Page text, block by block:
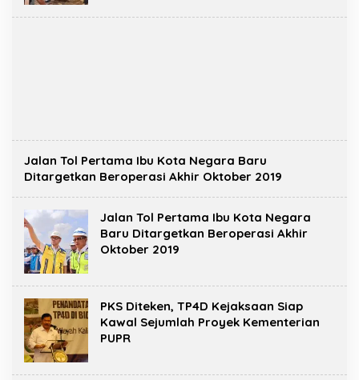
Jalan Tol Pertama Ibu Kota Negara Baru
Ditargetkan Beroperasi Akhir Oktober 2019
Jalan Tol Pertama Ibu Kota Negara
Baru Ditargetkan Beroperasi Akhir
Oktober 2019
PKS Diteken, TP4D Kejaksaan Siap
Kawal Sejumlah Proyek Kementerian
PUPR